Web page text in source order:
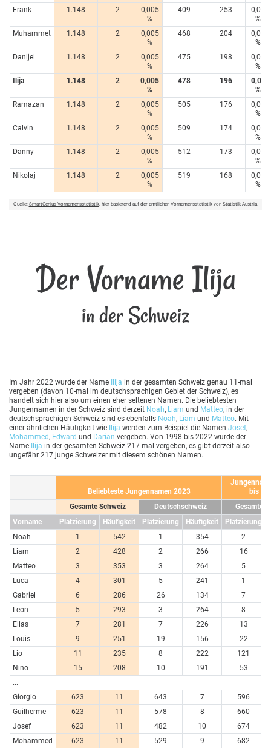
Frank
1.148 2
0,005
%
409 253
0,02
%
Muhammet
1.148 2
0,005
%
468 204
0,01
%
Danijel
1.148 2
0,005
%
475 198
0,01
%
Ilija
1.148 2
0,005
%
478 196
0,01
%
Ramazan
1.148 2
0,005
%
505 176
0,01
%
Calvin
1.148 2
0,005
%
509 174
0,01
%
Danny
1.148 2
0,005
%
512 173
0,01
%
Nikolaj
1.148 2
0,005
%
519 168
0,01
%
Quelle: SmartGenius-Vornamensstatistik, hier basierend auf der amtlichen Vornamensstatistik von Statistik Austria.
Der Vorname Ilija
in der Schweiz
Im Jahr 2022 wurde der Name Ilija in der gesamten Schweiz genau 11-mal
vergeben (davon 10-mal im deutschsprachigen Gebiet der Schweiz), es
handelt sich hier also um einen eher seltenen Namen. Die beliebtesten
Jungennamen in der Schweiz sind derzeit Noah, Liam und Matteo, in der
deutschsprachigen Schweiz sind es ebenfalls Noah, Liam und Matteo. Mit
einer ähnlichen Häufigkeit wie Ilija werden zum Beispiel die Namen Josef,
Mohammed, Edward und Darian vergeben. Von 1998 bis 2022 wurde der
Name Ilija in der gesamten Schweiz 217-mal vergeben, es gibt derzeit also
ungefähr 217 junge Schweizer mit diesem schönen Namen.
Beliebteste Jungennamen 2023
bis
Gesamte Schweiz
Deutschschweiz
Gesamte
Vorname
Platzierung Häufigkeit Platzierung Häufigkeit Platzierung
Noah
1 542 1 354
2
Liam
2 428 2 266
16
Matteo
3 353 3 264
5
Luca
4 301 5 241
1
Gabriel
6 286 26 134
7
Leon
5 293 3 264
8
Elias
7 281 7 226
13
Louis
9 251 19 156
22
Lio
11 235 8 222
121
Nino
15 208 10 191
53
...
Giorgio
623 11 643 7
596
Guilherme
623 11 578 8
660
Josef
623 11 482 10
674
Mohammed
623 11 529 9
682